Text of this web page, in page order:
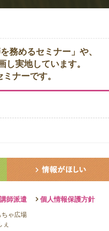
務めるセミナー」や、
し実地しています。
ナーです。
講師派遣 個人情報保護方針
ちゃ広場
ぇ